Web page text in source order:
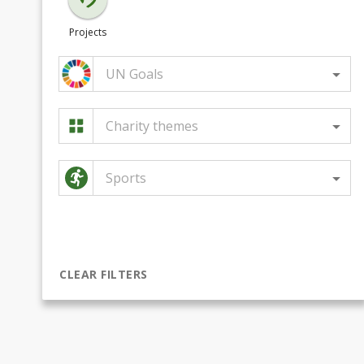
Projects
UN Goals
Charity themes
Sports
CLEAR FILTERS